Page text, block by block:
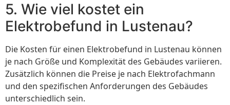
5. Wie viel kostet ein
Elektrobefund in Lustenau?
Die Kosten für einen Elektrobefund in Lustenau können
je nach Größe und Komplexität des Gebäudes variieren.
Zusätzlich können die Preise je nach Elektrofachmann
und den spezifischen Anforderungen des Gebäudes
unterschiedlich sein.